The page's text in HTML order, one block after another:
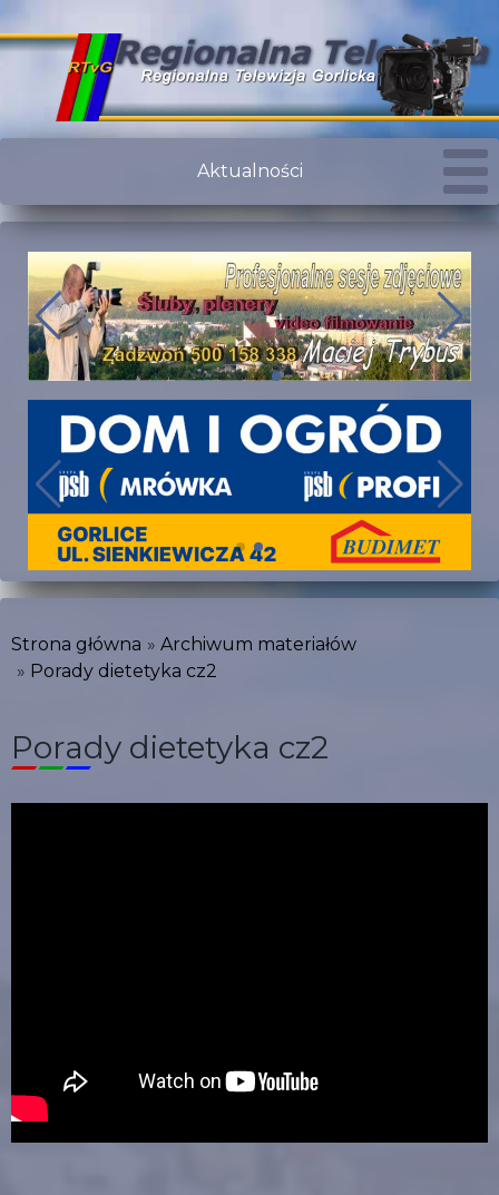
Aktualności
Strona główna
Archiwum materiałów
Porady dietetyka cz2
Porady dietetyka cz2